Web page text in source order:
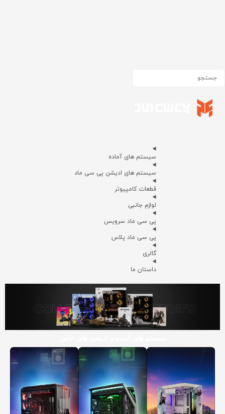
سیستم های آماده
سیستم های ادیشن پی سی ماد
قطعات کامپیوتر
لوازم جانبی
پی سی ماد سرویس
پی سی ماد پلاس
گالری
داستان ما